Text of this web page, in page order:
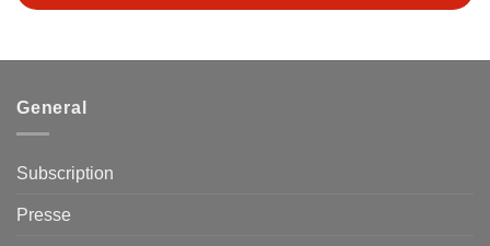
General
Subscription
Presse